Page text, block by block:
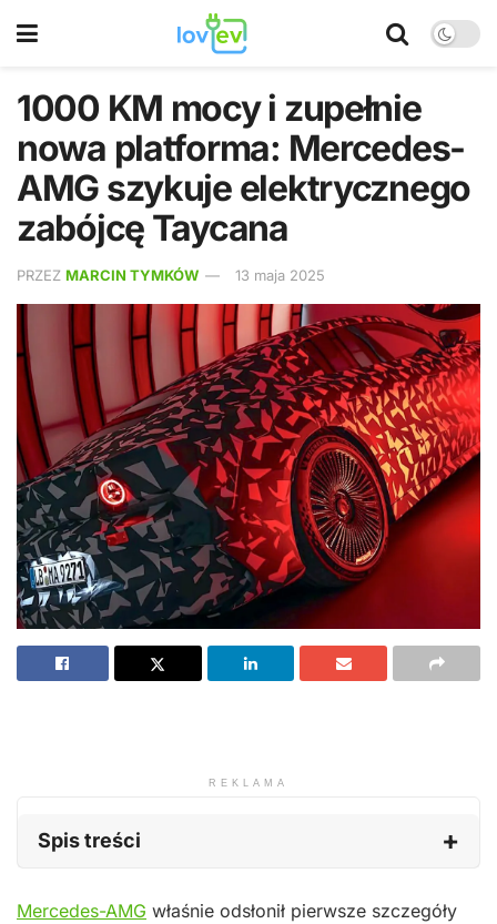
1000 KM mocy i zupełnie
nowa platforma: Mercedes-
AMG szykuje elektrycznego
zabójcę Taycana
PRZEZ MARCIN TYMKÓW 13 maja 2025
REKLAMA
Spis treści
Mercedes-AMG właśnie odsłonił pierwsze szczegóły